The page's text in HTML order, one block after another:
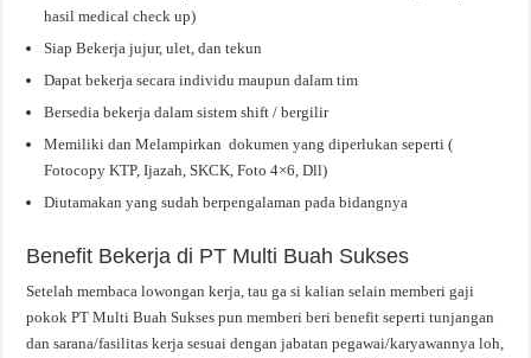
hasil medical check up)
Siap Bekerja jujur, ulet, dan tekun
Dapat bekerja secara individu maupun dalam tim
Bersedia bekerja dalam sistem shift / bergilir
Memiliki dan Melampirkan dokumen yang diperlukan seperti (
Fotocopy KTP, Ijazah, SKCK, Foto 4×6, Dll)
Diutamakan yang sudah berpengalaman pada bidangnya
Benefit Bekerja di PT Multi Buah Sukses
Setelah membaca lowongan kerja, tau ga si kalian selain memberi gaji
pokok PT Multi Buah Sukses pun memberi beri benefit seperti tunjangan
dan sarana/fasilitas kerja sesuai dengan jabatan pegawai/karyawannya loh,